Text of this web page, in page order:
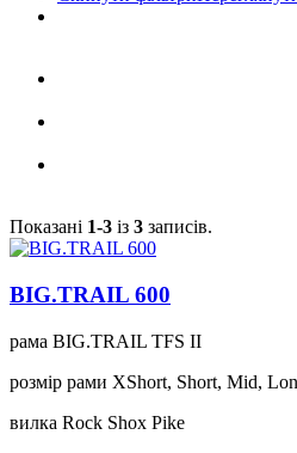
Показані 1-3 із 3 записів.
BIG.TRAIL 600
рама BIG.TRAIL TFS II
розмір рами XShort, Short, Mid,
вилка Rock Shox Pike